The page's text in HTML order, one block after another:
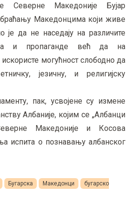
Северне Македоније Бујар
Македонцима који живе
је да не наседају на различите
и пропаганде већ да на
могућност слободно да
језичну, и религијску
пак, усвојене су измене
Албаније, којим се „Албанци
Македоније и Косова
испита о познавању албанског
Бугарска Македонци
бугарско